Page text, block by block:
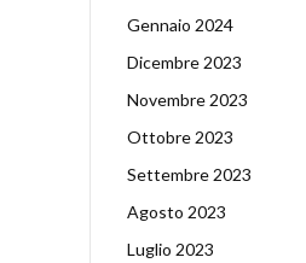
Gennaio 2024
Dicembre 2023
Novembre 2023
Ottobre 2023
Settembre 2023
Agosto 2023
Luglio 2023